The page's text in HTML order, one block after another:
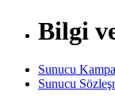
Bilgi
Sunucu
Sunucu